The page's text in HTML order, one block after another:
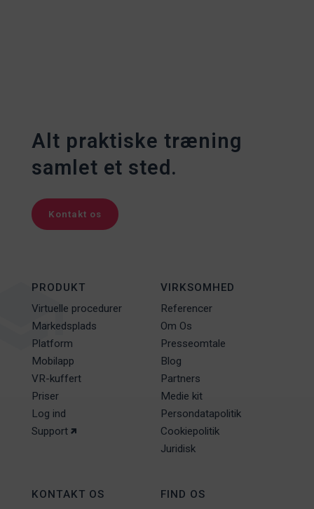
Alt praktiske træning
samlet et sted.
Kontakt os
PRODUKT
Virtuelle procedurer
Markedsplads
Platform
Mobilapp
VR-kuffert
Priser
Log ind
Support
VIRKSOMHED
Referencer
Om Os
Presseomtale
Blog
Partners
Medie kit
Persondatapolitik
Cookiepolitik
Juridisk
KONTAKT OS
FIND OS